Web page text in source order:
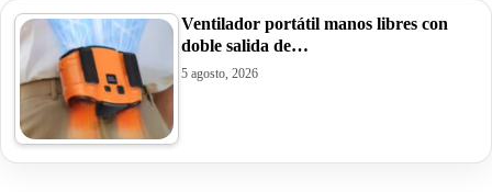
Ventilador portátil manos libres con
doble salida de…
5 agosto, 2026